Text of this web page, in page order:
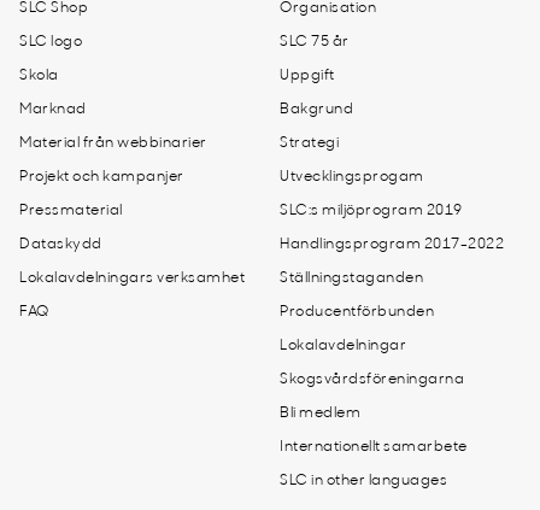
SLC Shop
SLC logo
Skola
Marknad
Material från webbinarier
Projekt och kampanjer
Pressmaterial
Dataskydd
Lokalavdelningars verksamhet
FAQ
Organisation
SLC 75 år
Uppgift
Bakgrund
Strategi
Utvecklingsprogam
SLC:s miljöprogram 2019
Handlingsprogram 2017-2022
Ställningstaganden
Producentförbunden
Lokalavdelningar
Skogsvårdsföreningarna
Bli medlem
Internationellt samarbete
SLC in other languages